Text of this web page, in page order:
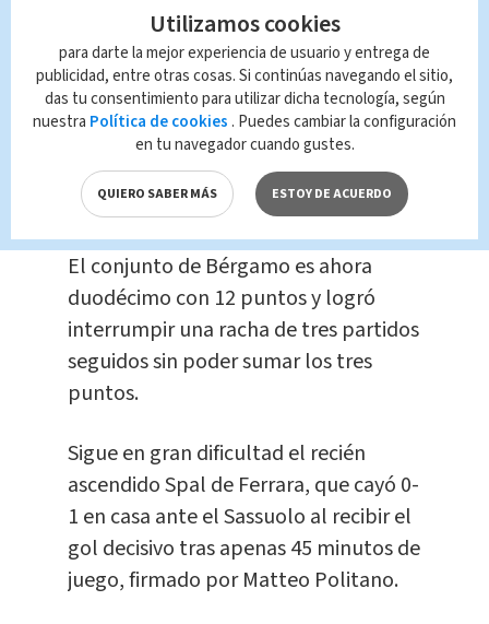
de permanencia.
Por su parte, el Atalanta se impuso
por 1-0 ante el Bolonia, que venía de
tres victorias consecutivas, gracias a
un gol del danés Andreas Cornelius en
el minuto 71.
El conjunto de Bérgamo es ahora
duodécimo con 12 puntos y logró
interrumpir una racha de tres partidos
seguidos sin poder sumar los tres
puntos.
Sigue en gran dificultad el recién
ascendido Spal de Ferrara, que cayó 0-
1 en casa ante el Sassuolo al recibir el
gol decisivo tras apenas 45 minutos de
juego, firmado por Matteo Politano.
Utilizamos cookies
para darte la mejor experiencia de usuario y entrega de
publicidad, entre otras cosas. Si continúas navegando el sitio,
das tu consentimiento para utilizar dicha tecnología, según
nuestra Política de cookies . Puedes cambiar la configuración
en tu navegador cuando gustes.
QUIERO SABER MÁS ESTOY DE ACUERDO